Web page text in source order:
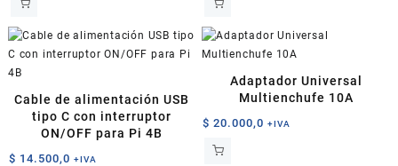
Cable de alimentación USB
tipo C con interruptor
ON/OFF para Pi 4B
$ 14.500,0 +IVA
Adaptador Universal
Multienchufe 10A
$ 20.000,0 +IVA